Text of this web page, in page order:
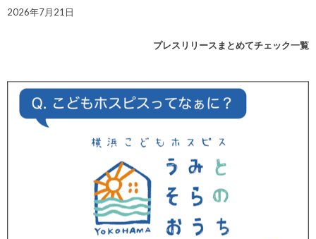
2026年7月21日
プレスリリースまとめてチェック一覧